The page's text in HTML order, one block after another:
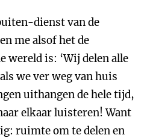
dienst van de
me alsof het de
wereld is: ‘Wij delen alle
we ver weg van huis
uithangen de hele tijd,
elkaar luisteren! Want
ruimte om te delen en